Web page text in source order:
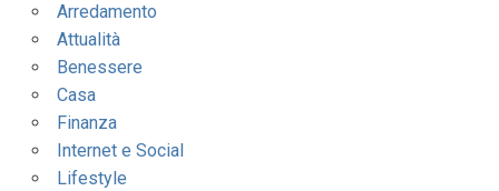
Arredamento
Attualità
Benessere
Casa
Finanza
Internet e Social
Lifestyle